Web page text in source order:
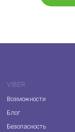
VIBER
Возможности
Блог
Безопасность